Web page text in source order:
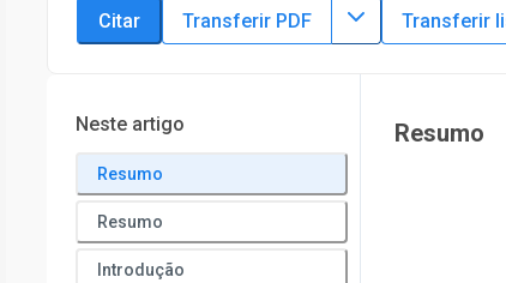
DOI: 10.3791/63214 ⸱ 9 de fevereiro de 2022
Nicholas M. Jacobson1,Lawrence Smith2,Jane
Citar Transferir PDF Transferir
Neste artigo
Resumo
Resumo
Introdução
Resumo